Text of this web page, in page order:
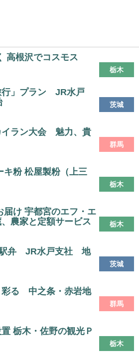
栃木
高根沢でコスモス
茨城
行」プラン JR水戸
群馬
イラン大会 魅力、貴
栃木
キ粉 松屋製粉（上三
栃木
届け 宇都宮のエフ・エ
農家と定額サービス
茨城
駅弁 JR水戸支社 地
群馬
る 中之条・赤岩地
栃木
栃木・佐野の観光Ｐ